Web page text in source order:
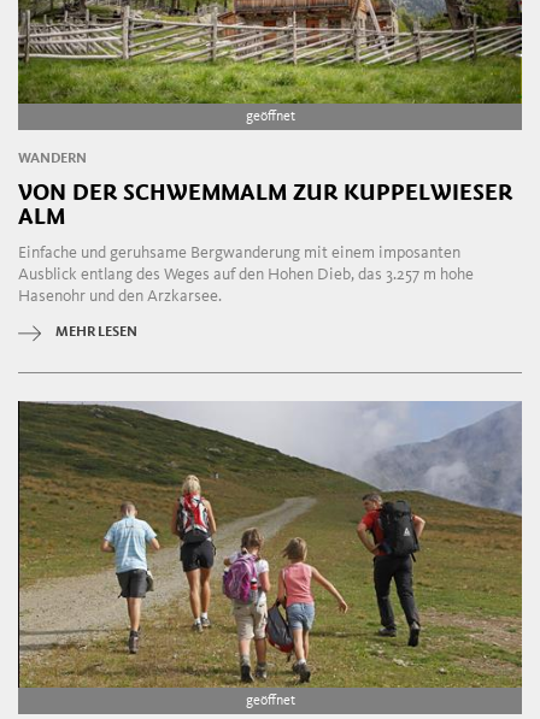
geöffnet
WANDERN
VON DER SCHWEMMALM ZUR KUPPELWIESER
ALM
Einfache und geruhsame Bergwanderung mit einem imposanten
Ausblick entlang des Weges auf den Hohen Dieb, das 3.257 m hohe
Hasenohr und den Arzkarsee.
MEHR LESEN
geöffnet